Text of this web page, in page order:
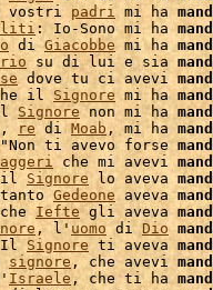
vostri padri mi ha
: Io-Sono mi ha
di Giacobbe mi ha
su di lui e sia
dove tu ci avevi
il Signore mi ha
Signore non mi ha
, re di Moab , mi ha
ti avevo forse
che mi avevi
il Signore lo aveva
Gedeone aveva
Iefte gli aveva
, l'uomo di Dio
Il Signore ti aveva
signore , che avevi
Israele , che ti ha